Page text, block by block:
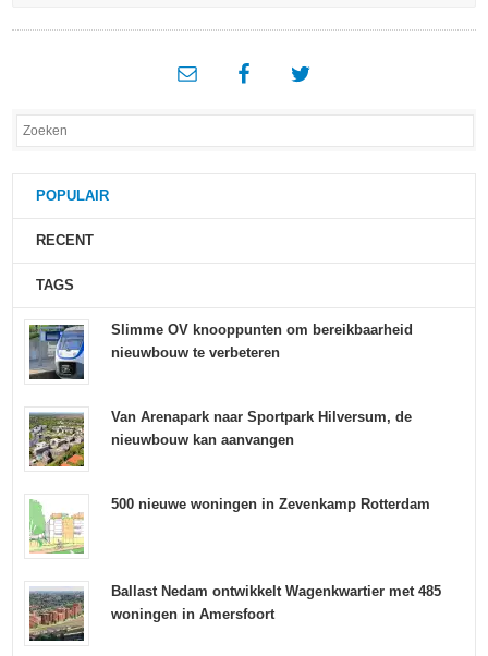
POPULAIR
RECENT
TAGS
Slimme OV knooppunten om bereikbaarheid
nieuwbouw te verbeteren
Van Arenapark naar Sportpark Hilversum, de
nieuwbouw kan aanvangen
500 nieuwe woningen in Zevenkamp Rotterdam
Ballast Nedam ontwikkelt Wagenkwartier met 485
woningen in Amersfoort